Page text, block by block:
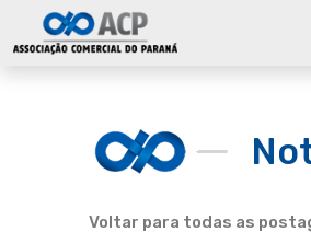
Voltar para todas as